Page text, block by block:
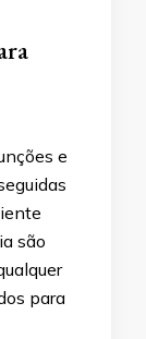
e
são
para